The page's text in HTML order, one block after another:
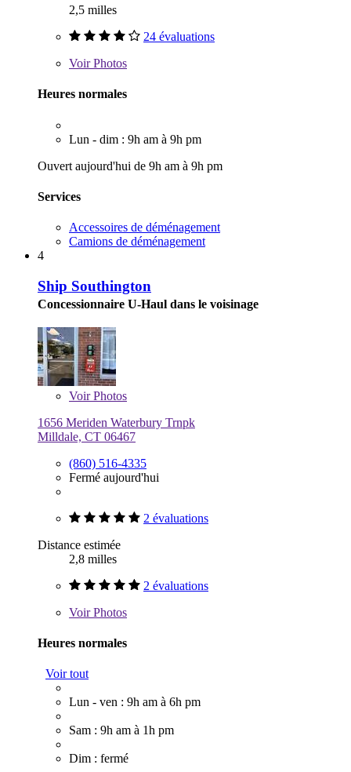
2,5 milles
24 évaluations
VoirPhotos
Heures normales
Lun - dim : 9h am à 9h pm
Ouvert aujourd'hui de 9h am à 9h pm
Services
Accessoires de déménagement
Camions de déménagement
4
Ship Southington
Concessionnaire U-Haul dans le voisinage
VoirPhotos
1656 Meriden Waterbury Trnpk
Milldale, CT 06467
(860) 516-4335
Fermé aujourd'hui
2 évaluations
Distance estimée
2,8 milles
2 évaluations
VoirPhotos
Heures normales
Voir tout
Lun - ven : 9h am à 6h pm
Sam : 9h am à 1h pm
Dim : fermé